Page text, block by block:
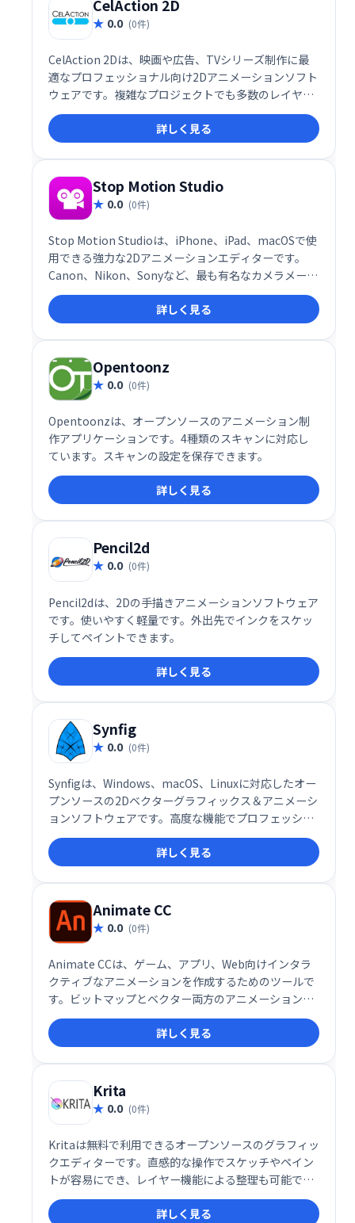
CelAction 2D
0.0 (0件)
CelAction 2Dは、映画や広告、TVシリーズ制作に最
適なプロフェッショナル向け2Dアニメーションソフト
ウェアです。複雑なプロジェクトでも多数のレイヤー
を容易に処理でき、スムーズなアニメーション制作を
サポートします。高品質な2Dアニメーション制作を効
率化したいプロフェッショナルにおすすめです。
詳しく見る
Stop Motion Studio
0.0 (0件)
Stop Motion Studioは、iPhone、iPad、macOSで使
用できる強力な2Dアニメーションエディターです。
Canon、Nikon、Sonyなど、最も有名なカメラメーカ
ーのカメラをサポートしています。
詳しく見る
Opentoonz
0.0 (0件)
Opentoonzは、オープンソースのアニメーション制
作アプリケーションです。4種類のスキャンに対応し
ています。スキャンの設定を保存できます。
詳しく見る
Pencil2d
0.0 (0件)
Pencil2dは、2Dの手描きアニメーションソフトウェア
です。使いやすく軽量です。外出先でインクをスケッ
チしてペイントできます。
詳しく見る
Synfig
0.0 (0件)
Synfigは、Windows、macOS、Linuxに対応したオー
プンソースの2Dベクターグラフィックス＆アニメーシ
ョンソフトウェアです。高度な機能でプロフェッショ
ナルなアニメーション制作を可能にし、無料でご利用
いただけます。初心者から上級者まで幅広く活用でき
る強力なツールです。
詳しく見る
Animate CC
0.0 (0件)
Animate CCは、ゲーム、アプリ、Web向けインタラ
クティブなアニメーションを作成するためのツールで
す。ビットマップとベクター両方のアニメーションに
対応し、インフォグラフィックやチュートリアルにも
動きを付けられます。直感的な操作で、魅力的なコン
テンツを簡単に制作できます。
詳しく見る
Krita
0.0 (0件)
Kritaは無料で利用できるオープンソースのグラフィッ
クエディターです。直感的な操作でスケッチやペイン
トが容易にでき、レイヤー機能による整理も可能で
す。デジタルペイントやイラスト制作を始めるのに最
適なツールです。
詳しく見る